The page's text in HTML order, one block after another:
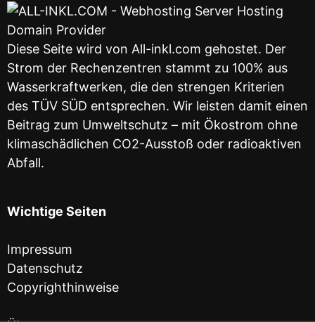
Diese Seite wird von All-inkl.com gehostet. Der
Strom der Rechenzentren stammt zu 100% aus
Wasserkraftwerken, die den strengen Kriterien
des TÜV SÜD entsprechen. Wir leisten damit einen
Beitrag zum Umweltschutz – mit Ökostrom ohne
klimaschädlichen CO2-Ausstoß oder radioaktiven
Abfall.
Wichtige Seiten
Impressum
Datenschutz
Copyrighthinweise